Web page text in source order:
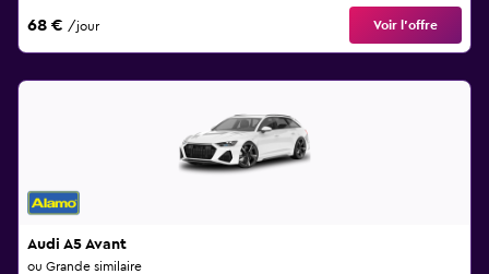
68 € /jour Voir l’offre
Audi A5 Avant
ou Grande similaire